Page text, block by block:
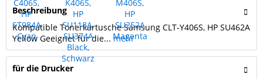
Beschreibung
Kompatible Tonerkartusche Samsung CLT-Y406S, HP SU462A
Yellow Geeignet für die... mehr
für die Drucker